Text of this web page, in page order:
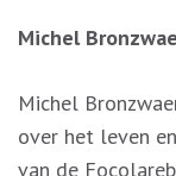
Michel
Michel
over het leven
van de